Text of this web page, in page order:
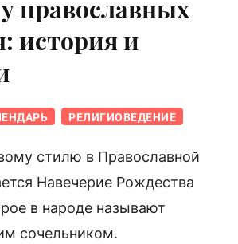
православных
история и
РЕЛИГИОВЕДЕНИЕ
стилю в Православной
Навечерие Рождества
в народе называют
сочельником.